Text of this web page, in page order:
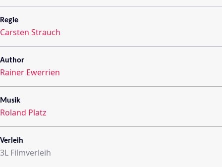
Regie
Carsten Strauch
Author
Rainer Ewerrien
Musik
Roland Platz
Verleih
3L Filmverleih